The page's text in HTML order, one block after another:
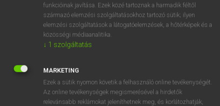
OOOOPS!
funkcióinak javítása. Ezek közé tartoznak a harmadik féltől
származó elemzési szolgáltatásokhoz tartozó sütik; ilyen
elemzési szolgáltatások a látogatóelemzések, a hőtérképek és a
közösségi médiaanalitika.
↓ 1 szolgáltatás
MARKETING
Ezek a sütik nyomon követik a felhasználó online tevékenységét.
Az online tevékenységek megismerésével a hirdetők
relevánsabb reklámokat jeleníthetnek meg, és korlátozhatják,